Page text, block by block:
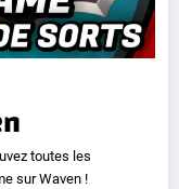
toutes les
sur Waven !